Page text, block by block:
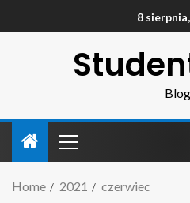
8
Blog
Home 2021 czerwiec